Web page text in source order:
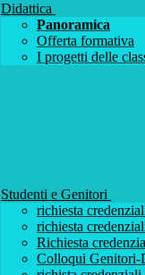
Didattica
Panoramica
Offerta formativa
I progetti delle
Studenti e Genitori
richiesta
richiesta
Richiesta
Colloqui Genitori-